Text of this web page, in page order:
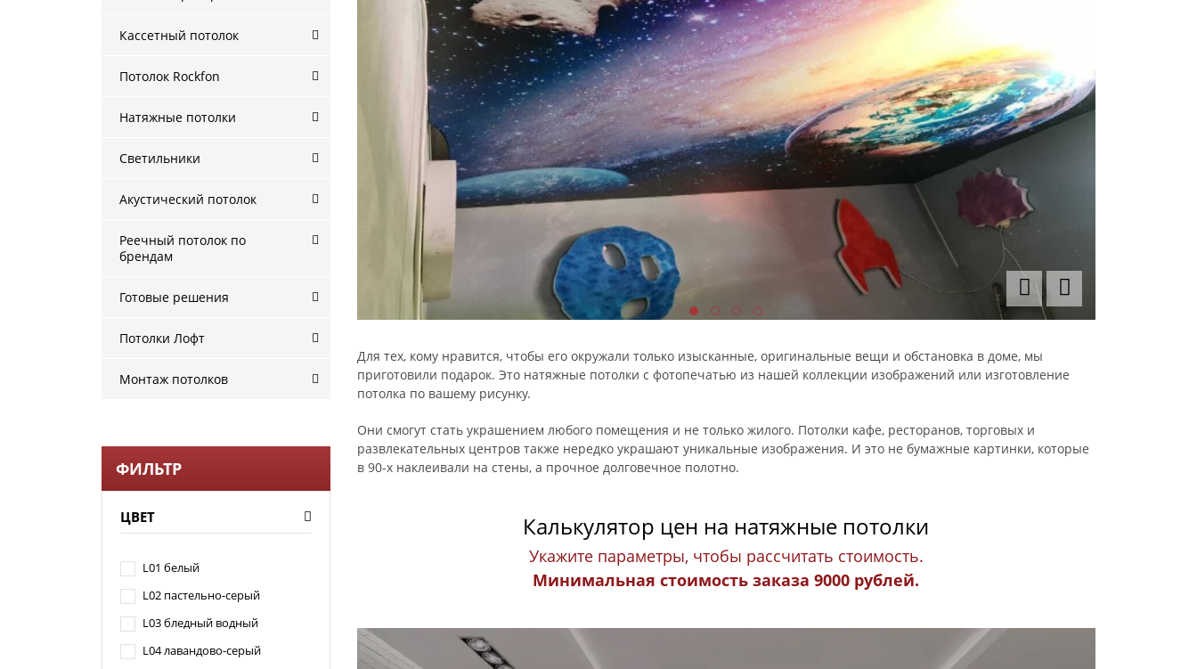
Кассетный потолок
Потолок Rockfon
Натяжные потолки
Светильники
Акустический потолок
Реечный потолок по
брендам
Готовые решения
Потолки Лофт
Монтаж потолков
ФИЛЬТР
ЦВЕТ
L01 белый
L02 пастельно-серый
L03 бледный водный
L04 лавандово-серый
Для тех, кому нравится, чтобы его окружали только изысканные, оригинальные вещи и обстановка в доме, мы
приготовили подарок. Это натяжные потолки с фотопечатью из нашей коллекции изображений или изготовление
потолка по вашему рисунку.
Они смогут стать украшением любого помещения и не только жилого. Потолки кафе, ресторанов, торговых и
развлекательных центров также нередко украшают уникальные изображения. И это не бумажные картинки, которые
в 90-х наклеивали на стены, а прочное долговечное полотно.
Калькулятор цен на натяжные потолки
Укажите параметры, чтобы рассчитать стоимость.
Минимальная стоимость заказа 9000 рублей.